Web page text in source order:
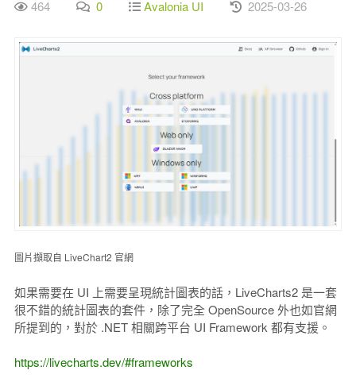
464 0 Avalonia UI 2025-03-26
圖片擷取自 LiveChart2 官網
如果需要在 UI 上需要呈現統計圖表的話，LiveCharts2 是一套
很不錯的統計圖表的套件，除了完全 OpenSource 外也如官網
所提到的，對於 .NET 相關跨平台 UI Framework 都有支援。
https://livecharts.dev/#frameworks